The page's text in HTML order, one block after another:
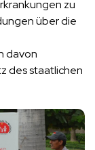
zu
über die
davon
des staatlichen